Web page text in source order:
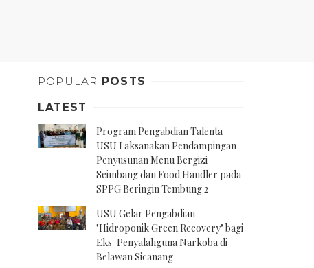
Narkoba di Belawan Sicanang
POPULAR POSTS
LATEST
Program Pengabdian Talenta
USU Laksanakan Pendampingan
Penyusunan Menu Bergizi
Seimbang dan Food Handler pada
SPPG Beringin Tembung 2
USU Gelar Pengabdian
"Hidroponik Green Recovery" bagi
Eks-Penyalahguna Narkoba di
Belawan Sicanang